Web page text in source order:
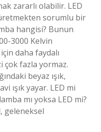
zararlı olabilir. LED
sorumlu bir
hangisi? Bunun
3000 Kelvin
daha faydalı
çok fazla yormaz.
beyaz ışık,
ışık yayar. LED mi
mı yoksa LED mi?
geleneksel